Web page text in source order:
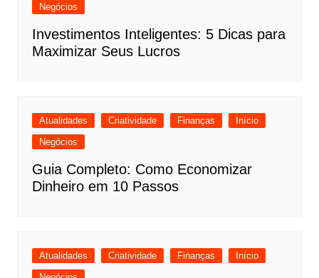
Negócios
Investimentos Inteligentes: 5 Dicas para
Maximizar Seus Lucros
Atualidades Criatividade Finanças
Início
Negócios
Guia Completo: Como Economizar
Dinheiro em 10 Passos
Atualidades Criatividade Finanças
Início